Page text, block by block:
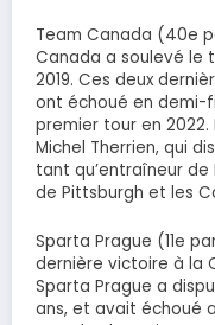
Team Canada (40e
Canada a soulevé le
2019. Ces deux
ont échoué en demi-
premier tour en
Michel Therrien, qui
tant qu’entraîneur de
de Pittsburgh et les
Sparta Prague (11e
dernière victoire à la
Sparta Prague a
ans, et avait échoué